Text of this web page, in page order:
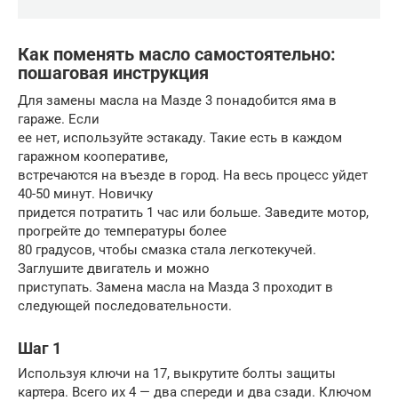
Как поменять масло самостоятельно:
пошаговая инструкция
Для замены масла на Мазде 3 понадобится яма в
гараже. Если
ее нет, используйте эстакаду. Такие есть в каждом
гаражном кооперативе,
встречаются на въезде в город. На весь процесс уйдет
40-50 минут. Новичку
придется потратить 1 час или больше. Заведите мотор,
прогрейте до температуры более
80 градусов, чтобы смазка стала легкотекучей.
Заглушите двигатель и можно
приступать. Замена масла на Мазда 3 проходит в
следующей последовательности.
Шаг 1
Используя ключи на 17, выкрутите болты защиты
картера. Всего их 4 — два спереди и два сзади. Ключом